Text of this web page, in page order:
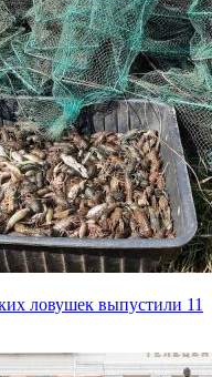
ловушек выпустили 11